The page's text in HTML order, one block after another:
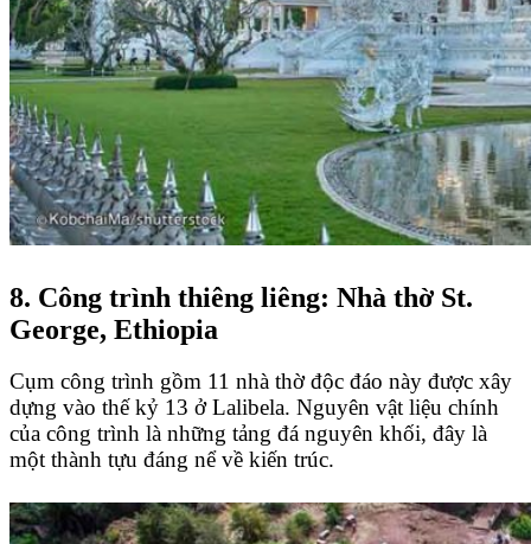
8. Công trình thiêng liêng: Nhà thờ St.
George, Ethiopia
Cụm công trình gồm 11 nhà thờ độc đáo này được xây
dựng vào thế kỷ 13 ở Lalibela. Nguyên vật liệu chính
của công trình là những tảng đá nguyên khối, đây là
một thành tựu đáng nể về kiến trúc.